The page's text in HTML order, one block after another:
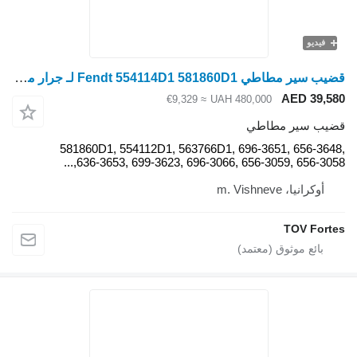
قضيب سير مطاطي Fendt 554114D1 581860D1 لـ جرار مجنزر Fendt 900, Fendt 1000, Fendt 1100, Fendt 938 Vario MT, Fendt 940 Vario MT, Fendt 943 Vario MT Fendt 1149 MT, Fendt 1154 MT, Fendt 1159 MT, Fendt 1165 MT
UAH
≈ €9,329
581860D1, 554112D1,
636-3653, 699-3623, 696-3066,